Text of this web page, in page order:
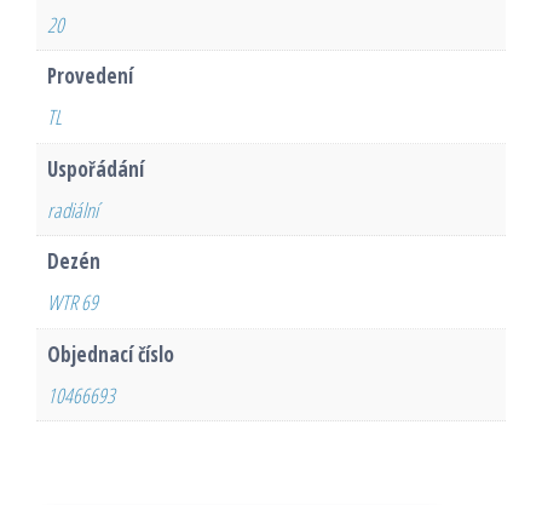
20
Provedení
TL
Uspořádání
radiální
Dezén
WTR 69
Objednací číslo
10466693